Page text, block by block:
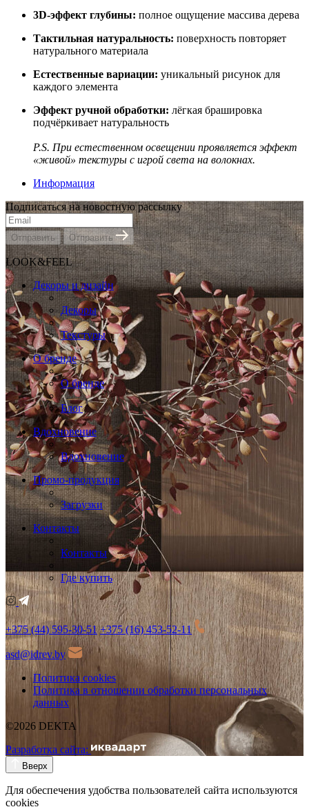
3D-эффект глубины: полное ощущение массива дерева
Тактильная натуральность: поверхность повторяет
натурального материала
Естественные вариации: уникальный рисунок для
каждого элемента
Эффект ручной обработки: лёгкая брашировка
подчёркивает натуральность
P.S. При естественном освещении проявляется эффект
«живой» текстуры с игрой света на волокнах.
Информация
Подписаться на новостную рассылку
Отправить Отправить
LOOK&FEEL
Декоры и дизайн
Декоры
Текстуры
О бренде
О бренде
Блог
Вдохновение
Вдохновение
Промо-продукция
Загрузки
Контакты
Контакты
Где купить
+375 (44) 595-30-51 +375 (16) 453-52-11
asd@idrev.by
Политика cookies
Политика в отношении обработки персональных
данных
©2026 DEKTA
Разработка сайта:
Вверх
Для обеспечения удобства пользователей сайта используются
cookies